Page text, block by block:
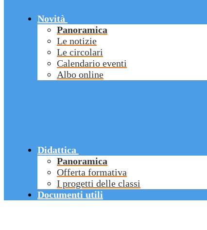
Novità
Panoramica
Le notizie
Le circolari
Calendario eventi
Albo online
Didattica
Panoramica
Offerta formativa
I progetti delle classi
Documenti utili